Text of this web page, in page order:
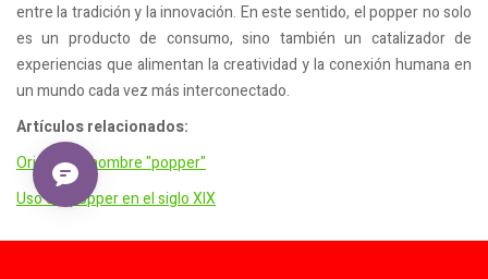
entre la tradición y la innovación. En este sentido, el popper no solo
es un producto de consumo, sino también un catalizador de
experiencias que alimentan la creatividad y la conexión humana en
un mundo cada vez más interconectado.
Artículos relacionados:
Origen del nombre "popper"
Uso del popper en el siglo XIX